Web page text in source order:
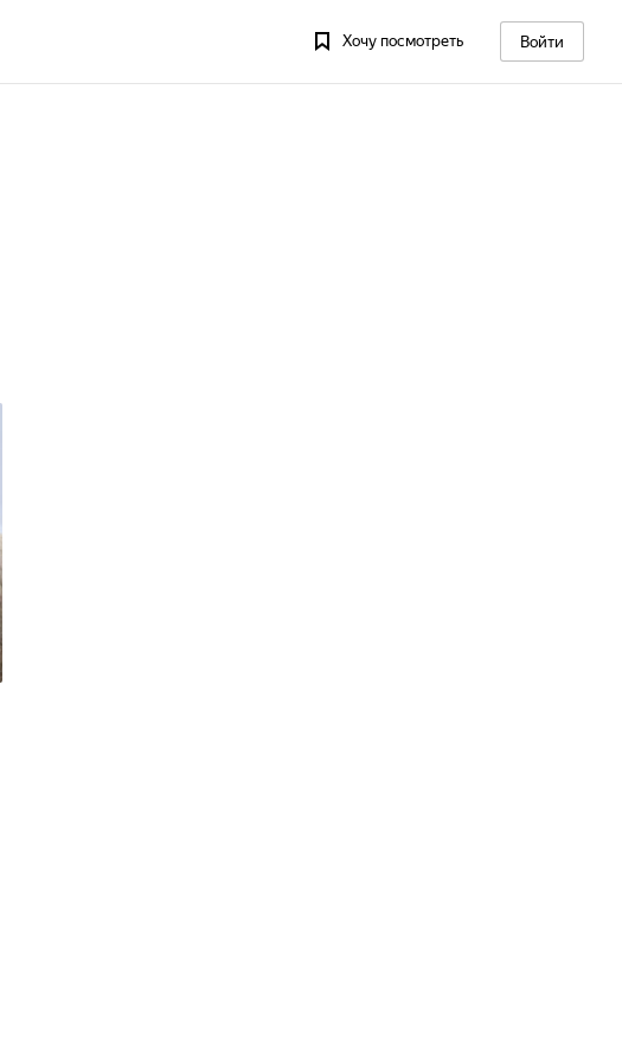
Хочу посмотреть Войти